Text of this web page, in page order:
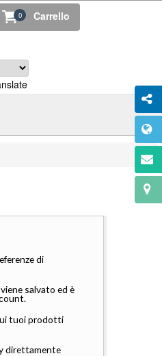
0 Carrello
di
salvato ed è
tuoi prodotti
direttamente